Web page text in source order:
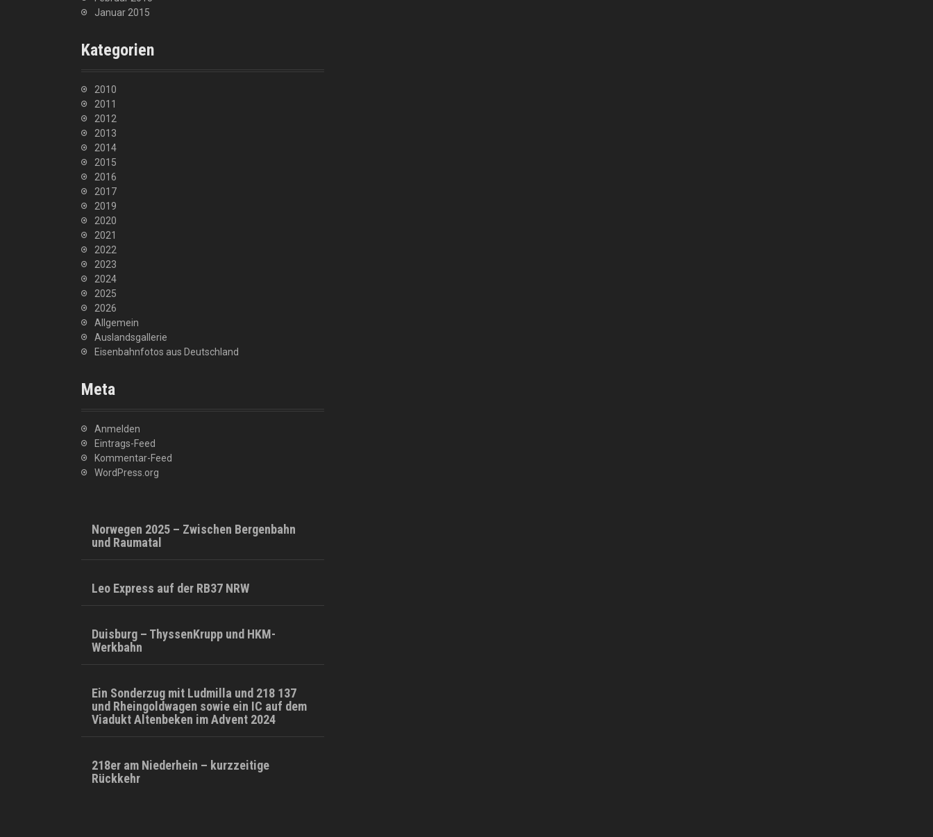
Januar 2015
Kategorien
2010
2011
2012
2013
2014
2015
2016
2017
2019
2020
2021
2022
2023
2024
2025
2026
Allgemein
Auslandsgallerie
Eisenbahnfotos aus Deutschland
Meta
Anmelden
Eintrags-Feed
Kommentar-Feed
WordPress.org
Norwegen 2025 – Zwischen Bergenbahn
und Raumatal
Leo Express auf der RB37 NRW
Duisburg – ThyssenKrupp und HKM-
Werkbahn
Ein Sonderzug mit Ludmilla und 218 137
und Rheingoldwagen sowie ein IC auf dem
Viadukt Altenbeken im Advent 2024
218er am Niederhein – kurzzeitige
Rückkehr